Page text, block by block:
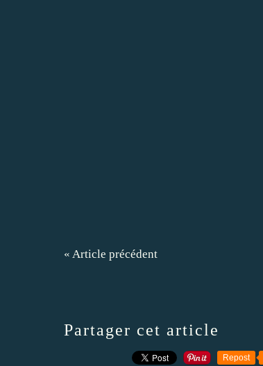
« Article précédent
Partager cet article
Repost